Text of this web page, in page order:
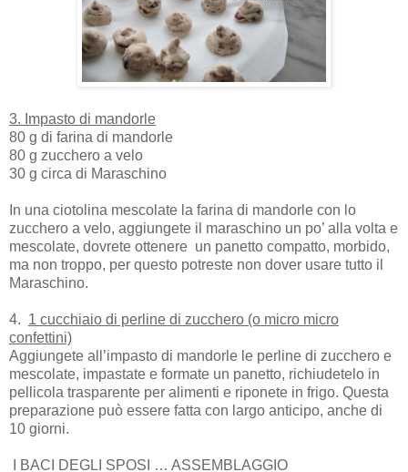
3. Impasto di mandorle
80 g di farina di mandorle
80 g zucchero a velo
30 g circa di Maraschino
In una ciotolina mescolate la farina di mandorle con lo
zucchero a velo, aggiungete il maraschino un po’ alla volta e
mescolate, dovrete ottenere un panetto compatto, morbido,
ma non troppo, per questo potreste non dover usare tutto il
Maraschino.
4. 1 cucchiaio di perline di zucchero (o micro micro
confettini)
Aggiungete all’impasto di mandorle le perline di zucchero e
mescolate, impastate e formate un panetto, richiudetelo in
pellicola trasparente per alimenti e riponete in frigo. Questa
preparazione può essere fatta con largo anticipo, anche di
10 giorni.
I BACI DEGLI SPOSI … ASSEMBLAGGIO